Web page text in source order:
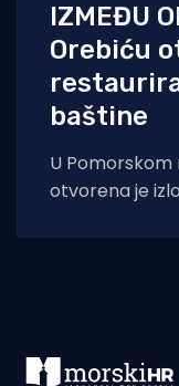
IZMEĐU
Orebiću
baštine
U Pomorskom
otvorena je